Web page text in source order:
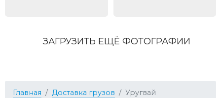
ЗАГРУЗИТЬ ЕЩЁ ФОТОГРАФИИ
Главная Доставка грузов Уругвай